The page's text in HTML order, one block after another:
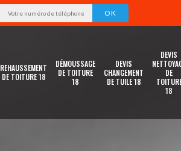
REHAUSSEMENT
DE TOITURE 18
DÉMOUSSAGE
DE TOITURE
18
DEVIS
CHANGEMENT
DE TUILE 18
DEVIS
DE
18